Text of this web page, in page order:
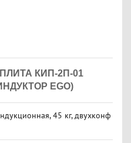
КИП-2П-01
EGO)
45 кг, двухконф